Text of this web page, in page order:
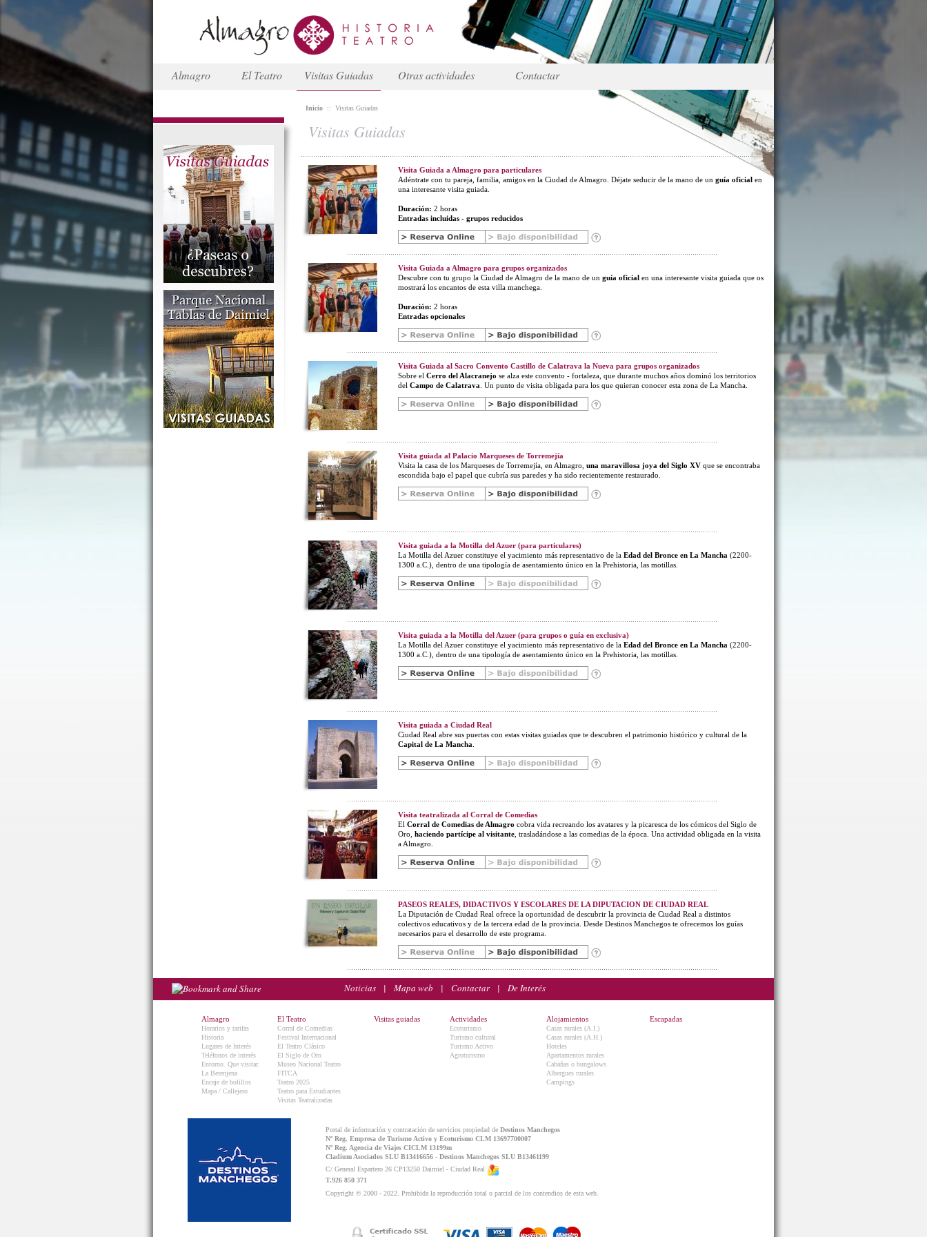
Almagro El Teatro Visitas Guiadas Otras actividades Contactar
Inicio :: Visitas Guiadas
Visitas Guiadas
Visita Guiada a Almagro para particulares
Adéntrate con tu pareja, familia, amigos en la Ciudad de Almagro. Déjate seducir de la mano de un guía oficial en
una interesante visita guiada.
Duración: 2 horas
Entradas incluidas - grupos reducidos
Visita Guiada a Almagro para grupos organizados
Descubre con tu grupo la Ciudad de Almagro de la mano de un guía oficial en una interesante visita guiada que os
mostrará los encantos de esta villa manchega.
Duración: 2 horas
Entradas opcionales
Visita Guiada al Sacro Convento Castillo de Calatrava la Nueva para grupos organizados
Sobre el Cerro del Alacranejo se alza este convento - fortaleza, que durante muchos años dominó los territorios
del Campo de Calatrava . Un punto de visita obligada para los que quieran conocer esta zona de La Mancha.
Visita guiada al Palacio Marqueses de Torremejía
Visita la casa de los Marqueses de Torremejía, en Almagro, una maravillosa joya del Siglo XV que se encontraba
escondida bajo el papel que cubría sus paredes y ha sido recientemente restaurado.
Visita guiada a la Motilla del Azuer (para particulares)
La Motilla del Azuer constituye el yacimiento más representativo de la Edad del Bronce en La Mancha (2200-
1300 a.C.), dentro de una tipología de asentamiento único en la Prehistoria, las motillas.
Visita guiada a la Motilla del Azuer (para grupos o guía en exclusiva)
La Motilla del Azuer constituye el yacimiento más representativo de la Edad del Bronce en La Mancha (2200-
1300 a.C.), dentro de una tipología de asentamiento único en la Prehistoria, las motillas.
Visita guiada a Ciudad Real
Ciudad Real abre sus puertas con estas visitas guiadas que te descubren el patrimonio histórico y cultural de la
Capital de La Mancha
Visita teatralizada al Corral de Comedias
El Corral de Comedias de Almagro cobra vida recreando los avatares y la picaresca de los cómicos del Siglo de
Oro, haciendo partícipe al visitante , trasladándose a las comedias de la época. Una actividad obligada en la visita
a Almagro.
PASEOS REALES, DIDACTIVOS Y ESCOLARES DE LA DIPUTACION DE CIUDAD REAL
La Diputación de Ciudad Real ofrece la oportunidad de descubrir la provincia de Ciudad Real a distintos
colectivos educativos y de la tercera edad de la provincia. Desde Destinos Manchegos te ofrecemos los guías
necesarios para el desarrollo de este programa.
Noticias | Mapa web | Contactar| De Interés
Almagro
Horarios y tarifas
Historia
Lugares de Interés
Teléfonos de interés
Entorno. Que visitar.
La Berenjena
Encaje de bolillos
Mapa / Callejero
El Teatro
Corral de Comedias
Festival Internacional
El Teatro Clásico
El Siglo de Oro
Museo Nacional Teatro
FITCA
Teatro 2025
Teatro para Estudiantes
Visitas Teatralizadas
Visitas guiadas Actividades
Ecoturismo
Turismo cultural
Turismo Activo
Agroturismo
Alojamientos
Casas rurales (A.I.)
Casas rurales (A.H.)
Hoteles
Apartamentos rurales
Cabañas o bungalows
Albergues rurales
Campings
Escapadas
Portal de información y contratación de servicios propiedad de Destinos Manchegos
Nº Reg. Empresa de Turismo Activo y Ecoturismo CLM 13697700007
Nº Reg. Agencia de Viajes CICLM 13199m
Cladium Asociados SLU B13416656 - Destinos Manchegos SLU B13461199
C/ General Espartero 26 CP13250 Daimiel - Ciudad Real
T.926 850 371
Copyright © 2000 - 2022. Prohibida la reproducción total o parcial de los contendios de esta web.